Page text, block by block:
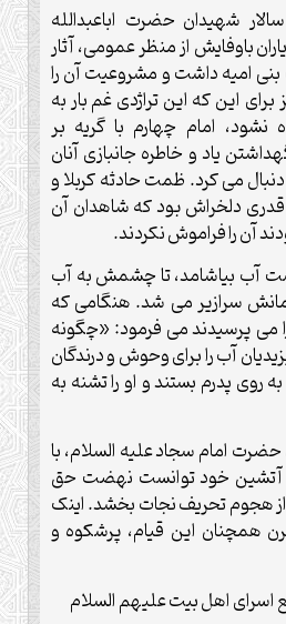
شهیدان حضرت اباعبدالله
باوفایش از منظر عمومی، آثار
امیه داشت و مشروعیت آن را
این که این تراژدی غم بار به
امام چهارم با گریه بر
یاد و خاطره جانبازی آنان
می کرد. ظمت حادثه کربلا و
قدری دلخراش بود که شاهدان آن
آن را فراموش نکردند.
آب بیاشامد، تا چشمش به آب
سرازیر می شد. هنگامی که
پرسیدند می فرمود: «چگونه
آب را برای وحوش و درندگان
به روی پدرم بستند و او را تشنه به
حضرت امام سجاد علیه السلام، با
آتشین خود توانست نهضت حق
از هجوم تحریف نجات بخشد. اینک
همچنان این قیام، پرشکوه و
اهل بیت علیهم السلام